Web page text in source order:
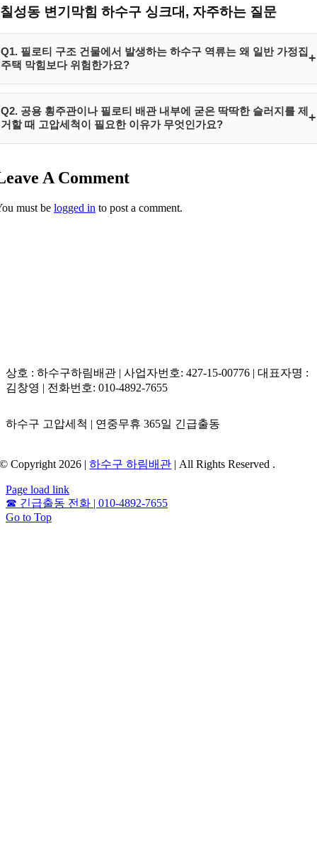
칠성동 변기막힘 하수구 싱크대, 자주하는 질문
Q1. 필로티 구조 건물에서 발생하는 하수구 역류는 왜 일반 가정집
주택 막힘보다 위험한가요?
+
배관(횡주관)이 평평하게 지나가기 때문에 겨울철 동파나 유지방 고착에
극도로 취약합니다. 이 공용 배관이 막히면 개별 세대에서 물을 전혀 안
전체에 엄청난 수해 피해를 끼치게 됩니다.
Q2. 공용 횡주관이나 필로티 배관 내부에 굳은 딱딱한 슬러지를 제
거할 때 고압세척이 필요한 이유가 무엇인가요?
+
만 뚫고 지나가기 때문에, 며칠 안에 생활 오수가 들어차며 재차 막힘이
로 방사하여 배관 단면 전체에 도배된 단단한 석회질 유지방벽을 빈틈없
A Comment
must be logged in to post a comment.
상호 : 하수구하림배관 | 사업자번호: 427-15-00776 | 대표자명 :
김창영 | 전화번호: 010-4892-7655
하수구 고압세척 | 연중무휴 365일 긴급출동
© Copyright 2026 |하수구 하림배관 | All Rights Reserved .
Page load link
☎ 긴급출동 전화 | 010-4892-7655
Go to Top